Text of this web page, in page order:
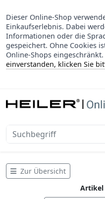
Dieser Online-Shop
Einkaufserlebnis. Dabei
Informationen oder die
gespeichert. Ohne Cookies
Online-Shops eingeschränkt.
einverstanden, klicken Sie
Zur Übersicht
Artikel